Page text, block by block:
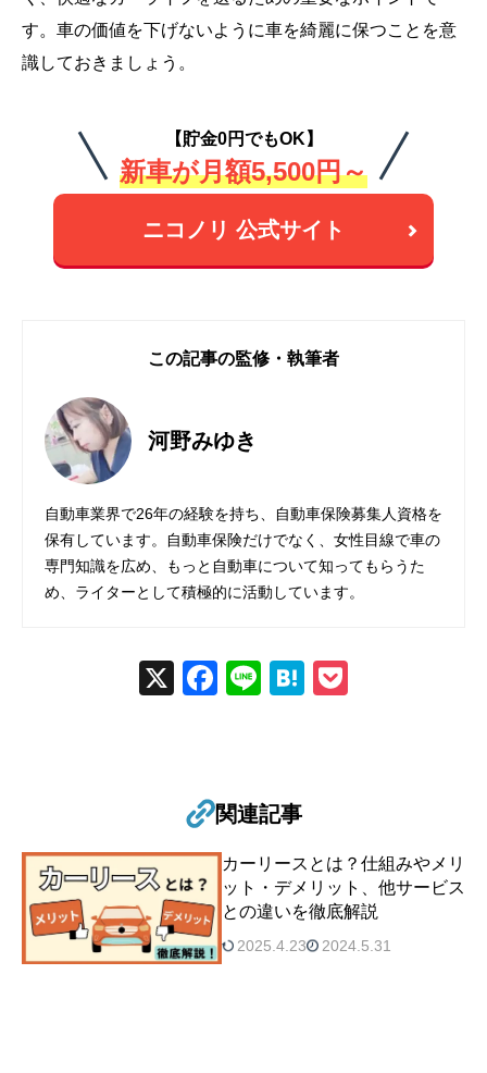
す。車の価値を下げないように車を綺麗に保つことを意
識しておきましょう。
【貯金0円でもOK】
新車が月額5,500円～
ニコノリ 公式サイト
この記事の監修・執筆者
河野みゆき
自動車業界で26年の経験を持ち、自動車保険募集人資格を
保有しています。自動車保険だけでなく、女性目線で車の
専門知識を広め、もっと自動車について知ってもらうた
め、ライターとして積極的に活動しています。
X
Fac
Line
Hat
関連記事
カーリースとは？仕組みやメリ
ット・デメリット、他サービス
との違いを徹底解説
2025.4.23 2024.5.31